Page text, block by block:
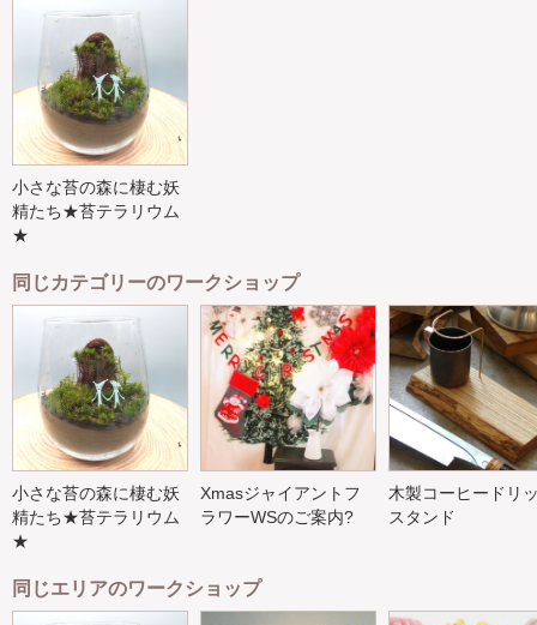
小さな苔の森に棲む妖
精たち★苔テラリウム
★
同じカテゴリーのワークショップ
小さな苔の森に棲む妖
精たち★苔テラリウム
★
Xmasジャイアントフ
ラワーWSのご案内?
木製コーヒードリ
スタンド
同じエリアのワークショップ